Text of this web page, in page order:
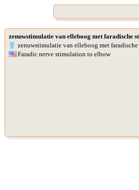
zenuwstimulatie van elleboog met faradische
zenuwstimulatie van elleboog met
Faradic nerve stimulation to elbow